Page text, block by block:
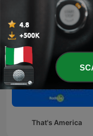
That's America